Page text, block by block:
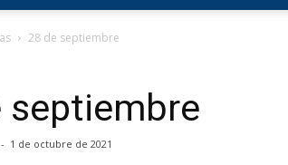
28 de septiembre
septiembre
- 1 de octubre de 2021